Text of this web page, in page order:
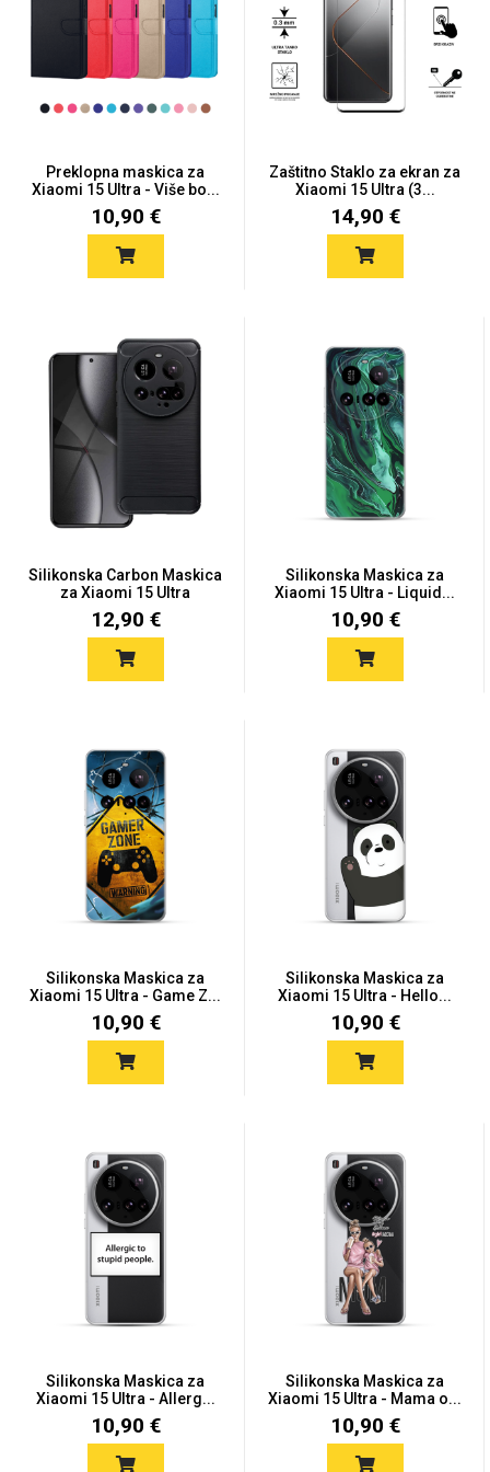
Preklopna maskica za
Xiaomi 15 Ultra - Više bo...
10,90 €
Zaštitno Staklo za ekran za
Xiaomi 15 Ultra (3...
14,90 €
Silikonska Carbon Maskica
za Xiaomi 15 Ultra
12,90 €
Silikonska Maskica za
Xiaomi 15 Ultra - Liquid...
10,90 €
Silikonska Maskica za
Xiaomi 15 Ultra - Game Z...
10,90 €
Silikonska Maskica za
Xiaomi 15 Ultra - Hello...
10,90 €
Silikonska Maskica za
Xiaomi 15 Ultra - Allerg...
10,90 €
Silikonska Maskica za
Xiaomi 15 Ultra - Mama o...
10,90 €
Sleng
Svemirska kolekcija Valentinovo
Love motivi I Need Some Space
Quotes Collection
Zodiac Halloween
Doodles Apstraktni motivi
Univerzalne futrole i
Preklopne maskice